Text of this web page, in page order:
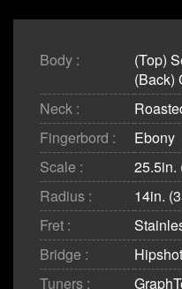
Body :
(Top)
(Back)
Neck :
Fingerbord :
Ebony
Scale :
25.5in.
Radius :
14in.
Fret :
Bridge :
Tuners :